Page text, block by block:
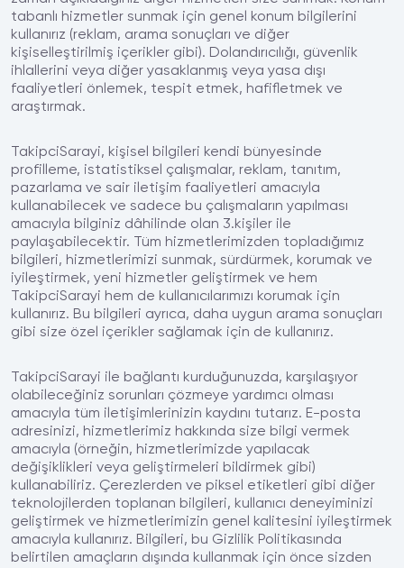
tabanlı hizmetler sunmak için genel konum bilgilerini
kullanırız (reklam, arama sonuçları ve diğer
kişiselleştirilmiş içerikler gibi). Dolandırıcılığı, güvenlik
ihlallerini veya diğer yasaklanmış veya yasa dışı
faaliyetleri önlemek, tespit etmek, hafifletmek ve
araştırmak.
TakipciSarayi, kişisel bilgileri kendi bünyesinde
profilleme, istatistiksel çalışmalar, reklam, tanıtım,
pazarlama ve sair iletişim faaliyetleri amacıyla
kullanabilecek ve sadece bu çalışmaların yapılması
amacıyla bilginiz dâhilinde olan 3.kişiler ile
paylaşabilecektir. Tüm hizmetlerimizden topladığımız
bilgileri, hizmetlerimizi sunmak, sürdürmek, korumak ve
iyileştirmek, yeni hizmetler geliştirmek ve hem
TakipciSarayi hem de kullanıcılarımızı korumak için
kullanırız. Bu bilgileri ayrıca, daha uygun arama sonuçları
gibi size özel içerikler sağlamak için de kullanırız.
TakipciSarayi ile bağlantı kurduğunuzda, karşılaşıyor
olabileceğiniz sorunları çözmeye yardımcı olması
amacıyla tüm iletişimlerinizin kaydını tutarız. E-posta
adresinizi, hizmetlerimiz hakkında size bilgi vermek
amacıyla (örneğin, hizmetlerimizde yapılacak
değişiklikleri veya geliştirmeleri bildirmek gibi)
kullanabiliriz. Çerezlerden ve piksel etiketleri gibi diğer
teknolojilerden toplanan bilgileri, kullanıcı deneyiminizi
geliştirmek ve hizmetlerimizin genel kalitesini iyileştirmek
amacıyla kullanırız. Bilgileri, bu Gizlilik Politikasında
belirtilen amaçların dışında kullanmak için önce sizden